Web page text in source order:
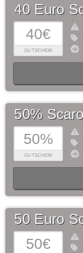
40€
GUTSCHEIN
40 Euro
50%
GUTSCHEIN
50%
50€
50 Euro